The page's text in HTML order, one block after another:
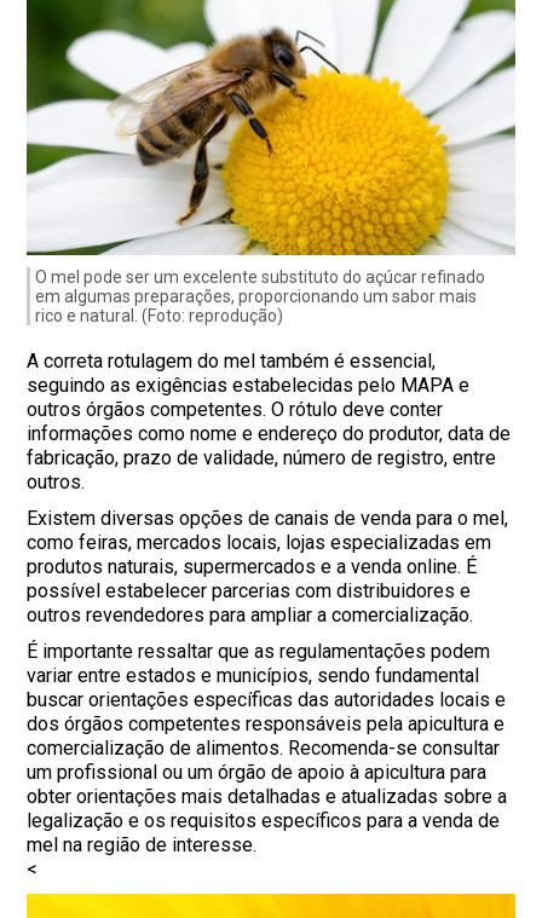
O mel pode ser um excelente substituto do açúcar refinado
em algumas preparações, proporcionando um sabor mais
rico e natural. (Foto: reprodução)
A correta rotulagem do mel também é essencial,
seguindo as exigências estabelecidas pelo MAPA e
outros órgãos competentes. O rótulo deve conter
informações como nome e endereço do produtor, data de
fabricação, prazo de validade, número de registro, entre
outros.
Existem diversas opções de canais de venda para o mel,
como feiras, mercados locais, lojas especializadas em
produtos naturais, supermercados e a venda online. É
possível estabelecer parcerias com distribuidores e
outros revendedores para ampliar a comercialização.
É importante ressaltar que as regulamentações podem
variar entre estados e municípios, sendo fundamental
buscar orientações específicas das autoridades locais e
dos órgãos competentes responsáveis pela apicultura e
comercialização de alimentos. Recomenda-se consultar
um profissional ou um órgão de apoio à apicultura para
obter orientações mais detalhadas e atualizadas sobre a
legalização e os requisitos específicos para a venda de
mel na região de interesse.
<